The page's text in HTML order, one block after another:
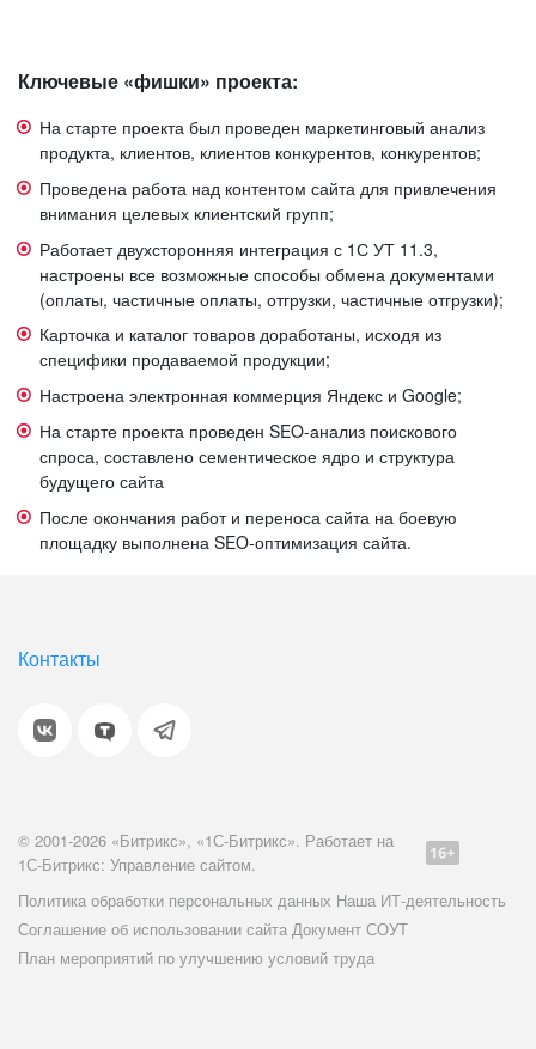
Ключевые «фишки» проекта:
На старте проекта был проведен маркетинговый анализ
продукта, клиентов, клиентов конкурентов, конкурентов;
Проведена работа над контентом сайта для привлечения
внимания целевых клиентский групп;
Работает двухсторонняя интеграция с 1С УТ 11.3,
настроены все возможные способы обмена документами
(оплаты, частичные оплаты, отгрузки, частичные отгрузки);
Карточка и каталог товаров доработаны, исходя из
специфики продаваемой продукции;
Настроена электронная коммерция Яндекс и Google;
На старте проекта проведен SEO-анализ поискового
спроса, составлено сементическое ядро и структура
будущего сайта
После окончания работ и переноса сайта на боевую
площадку выполнена SEO-оптимизация сайта.
Контакты
© 2001-2026 «Битрикс», «1С-Битрикс». Работает на
1С-Битрикс: Управление сайтом.
Политика обработки персональных данных Наша ИТ-деятельность
Соглашение об использовании сайта Документ СОУТ
План мероприятий по улучшению условий труда